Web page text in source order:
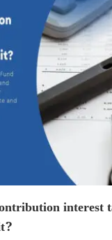
interest